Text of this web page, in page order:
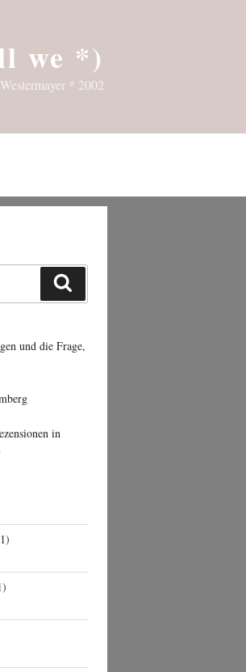
we *)
* 2002
und die Frage,
in
1)
)